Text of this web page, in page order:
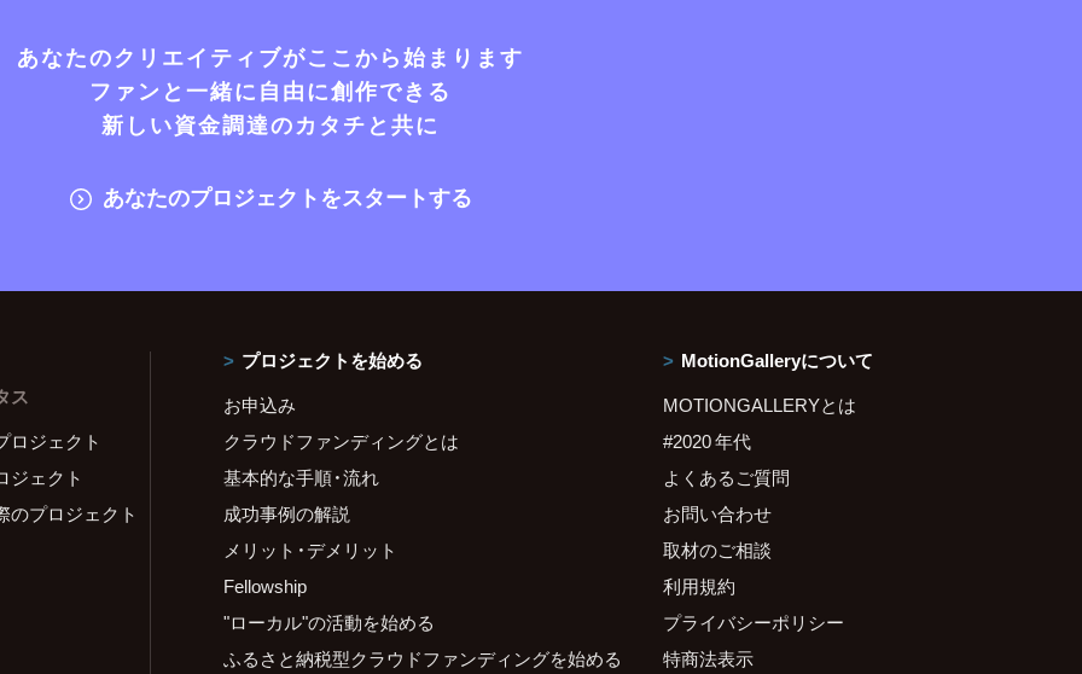
あなたのクリエイティブがここから始まります
ファンと一緒に自由に創作できる
新しい資金調達のカタチと共に
あなたのプロジェクトをスタートする
ス
ロジェクト
ジェクト
のプロジェクト
プロジェクトを始める
お申込み
クラウドファンディングとは
基本的な手順・流れ
成功事例の解説
メリット・デメリット
Fellowship
"ローカル"の活動を始める
ふるさと納税型クラウドファンディングを始める
MotionGalleryについて
MOTIONGALLERYとは
#2020 年代
よくあるご質問
お問い合わせ
取材のご相談
利用規約
プライバシーポリシー
特商法表示